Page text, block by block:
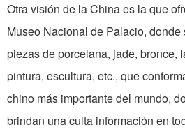
Otra visión de la China es la que
Museo Nacional de Palacio,
piezas de porcelana, jade, bronce,
pintura, escultura, etc., que
chino más importante del mundo,
brindan una culta información en